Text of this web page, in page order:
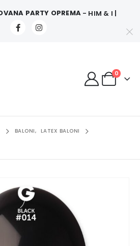
PARTY OPREMA - HIM & I |
0
BALONI, LATEX BALONI